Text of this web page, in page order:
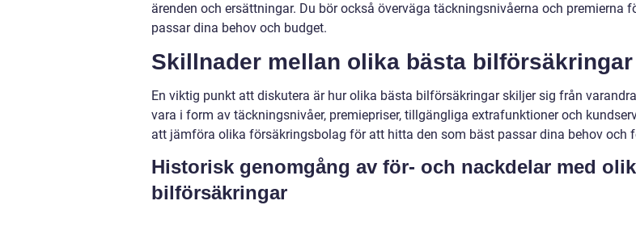
ärenden och ersättningar. Du bör också överväga täckningsnivåerna och premierna
passar dina behov och budget.
Skillnader mellan olika bästa bilförsäkringar
En viktig punkt att diskutera är hur olika bästa bilförsäkringar skiljer sig från
vara i form av täckningsnivåer, premiepriser, tillgängliga extrafunktioner och
att jämföra olika försäkringsbolag för att hitta den som bäst passar dina behov och
Historisk genomgång av för- och nackdelar med
bilförsäkringar